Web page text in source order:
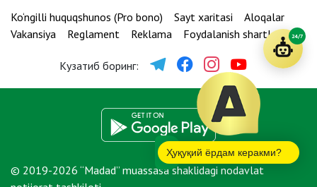
Ko‘ngilli huquqshunos (Pro bono) Sayt xaritasi
Aloqalar
Vakansiya
Reglament Reklama Foydalanish shartlari
Кузатиб боринг:
© 2019-2026 “Madad” muassasa shaklidagi nodavlat
Ҳуқуқий ёрдам керакми?
24/7